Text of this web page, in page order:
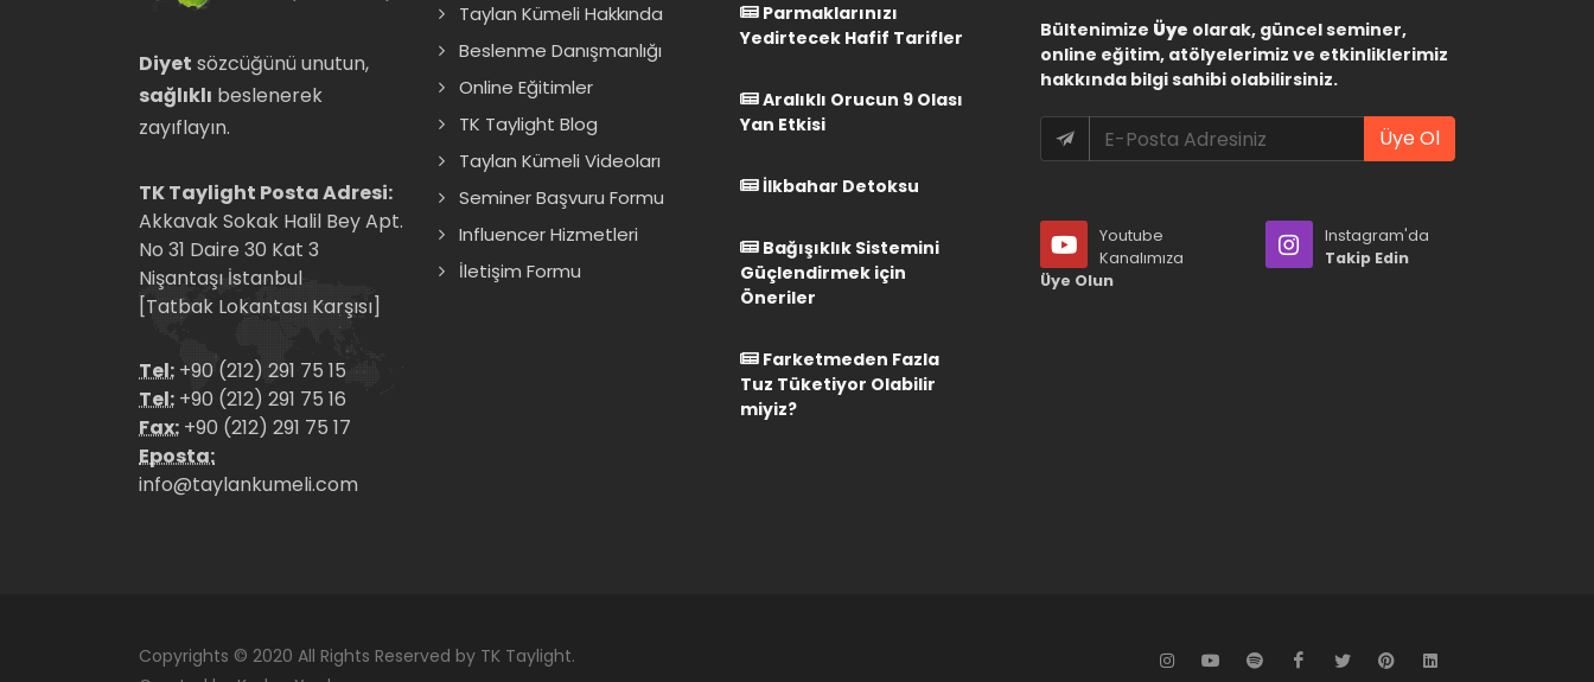
Diyet sözcüğünü unutun,
sağlıklı beslenerek
zayıflayın.
TK Taylight Posta Adresi:
Akkavak Sokak Halil Bey Apt.
No 31 Daire 30 Kat 3
Nişantaşı İstanbul
[Tatbak Lokantası Karşısı]
Tel: +90 (212) 291 75 15
Tel: +90 (212) 291 75 16
Fax: +90 (212) 291 75 17
Eposta:
info@taylankumeli.com
Taylan Kümeli Hakkında
Beslenme Danışmanlığı
Online Eğitimler
TK Taylight Blog
Taylan Kümeli Videoları
Seminer Başvuru Formu
Influencer Hizmetleri
İletişim Formu
Parmaklarınızı
Yedirtecek Hafif Tarifler
Aralıklı Orucun 9 Olası
Yan Etkisi
İlkbahar Detoksu
Bağışıklık Sistemini
Güçlendirmek için
Öneriler
Farketmeden Fazla
Tuz Tüketiyor Olabilir
miyiz?
Bültenimize Üye olarak, güncel seminer,
online eğitim, atölyelerimiz ve etkinliklerimiz
hakkında bilgi sahibi olabilirsiniz.
Üye Ol
Youtube
Kanalımıza
Üye Olun
Instagram'da
Takip Edin
Copyrights © 2020 All Rights Reserved by TK Taylight.